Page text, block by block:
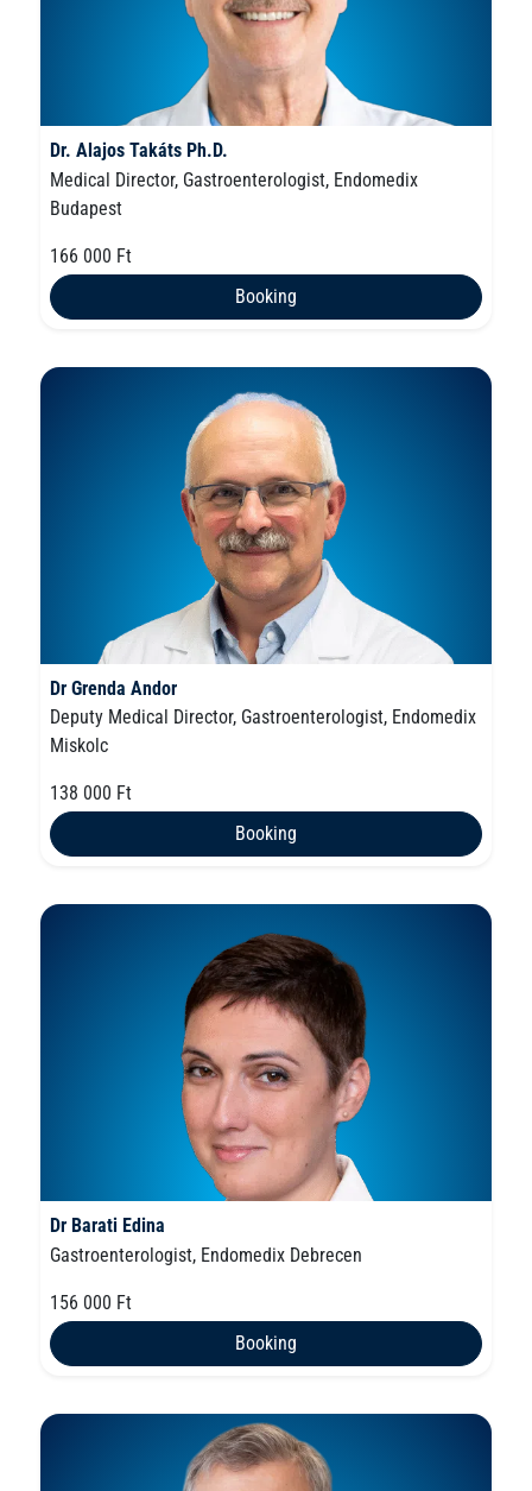
Dr. Alajos Takáts Ph.D.
Medical Director, Gastroenterologist, Endomedix
Budapest
166 000 Ft
Booking
Dr Grenda Andor
Deputy Medical Director, Gastroenterologist, Endomedix
Miskolc
138 000 Ft
Booking
Dr Barati Edina
Gastroenterologist, Endomedix Debrecen
156 000 Ft
Booking